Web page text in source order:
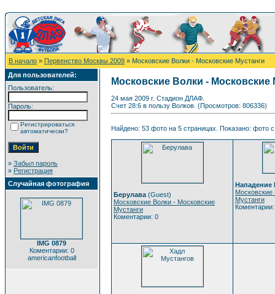
В начало » Первенство Москвы 2009 » Московские Волки - Московские Мустанги
Для пользователей:
Пользователь:
Пароль:
Регистрироваться
автоматически?
» Забыл пароль
» Регистрация
Случайная фотография
IMG 0879
Коментарии: 0
americanfootball
Московские Волки - Московские
24 мая 2009 г. Стадион ДЛАФ.
Счет 28:6 в пользу Волков. (Просмотров: 806336)
Найдено: 53 фото на 5 страницах. Показано: фото
Берулава (Guest)
Московские Волки - Московские
Мустанги
Коментарии: 0
Нападение
Московские
Мустанги